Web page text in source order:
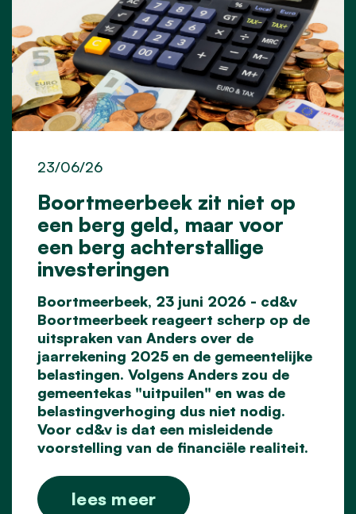
Boortmeerbeek zit niet op
een berg geld, maar voor
een berg achterstallige
investeringen
23/06/26
Boortmeerbeek, 23 juni 2026 - cd&v
Boortmeerbeek reageert scherp op de
uitspraken van Anders over de
jaarrekening 2025 en de gemeentelijke
belastingen. Volgens Anders zou de
gemeentekas "uitpuilen" en was de
belastingverhoging dus niet nodig.
Voor cd&v is dat een misleidende
voorstelling van de financiële realiteit.
lees meer